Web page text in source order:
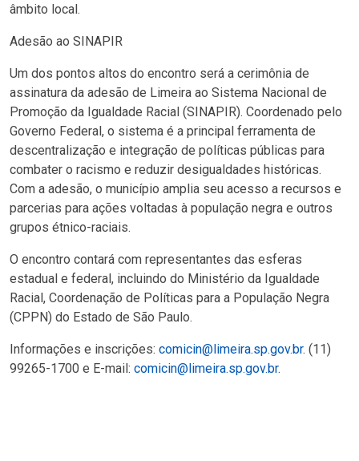
âmbito local.
Adesão ao SINAPIR
Um dos pontos altos do encontro será a cerimônia de
assinatura da adesão de Limeira ao Sistema Nacional de
Promoção da Igualdade Racial (SINAPIR). Coordenado pelo
Governo Federal, o sistema é a principal ferramenta de
descentralização e integração de políticas públicas para
combater o racismo e reduzir desigualdades históricas.
Com a adesão, o município amplia seu acesso a recursos e
parcerias para ações voltadas à população negra e outros
grupos étnico-raciais.
O encontro contará com representantes das esferas
estadual e federal, incluindo do Ministério da Igualdade
Racial, Coordenação de Políticas para a População Negra
(CPPN) do Estado de São Paulo.
Informações e inscrições: comicin@limeira.sp.gov.br. (11)
99265-1700 e E-mail: comicin@limeira.sp.gov.br.